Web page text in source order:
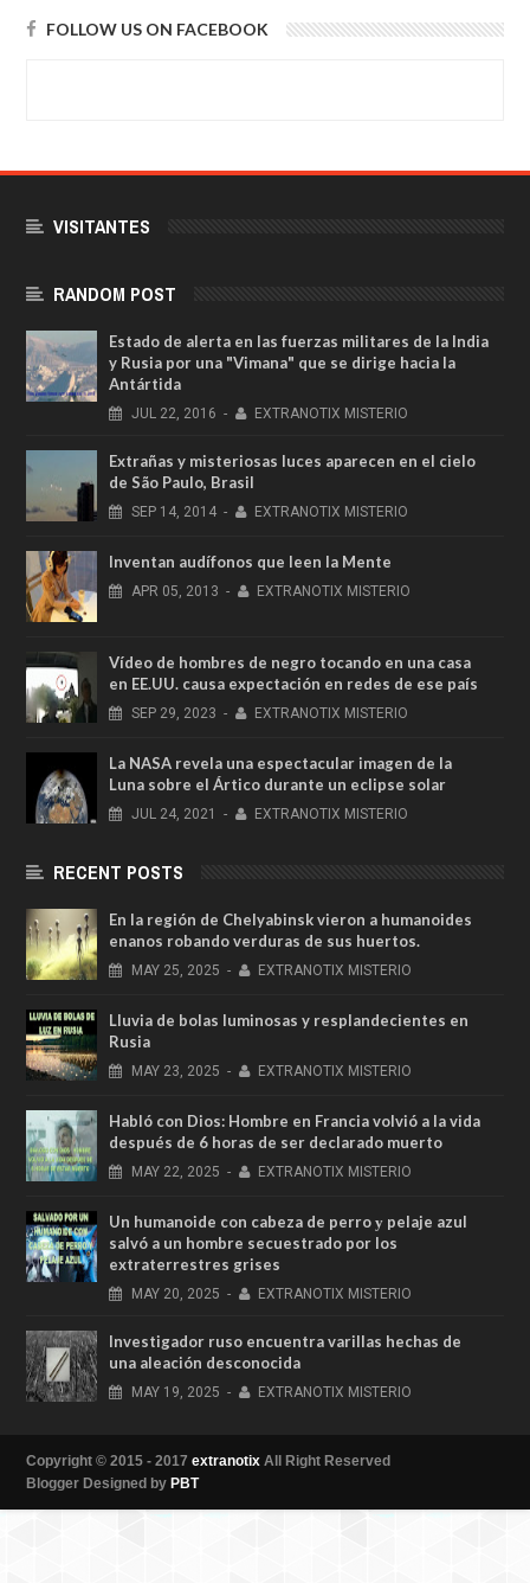
FOLLOW US ON FACEBOOK
VISITANTES
RANDOM POST
Estado de alerta en las fuerzas militares de la India
y Rusia por una "Vimana" que se dirige hacia la
Antártida
JUL 22, 2016 - EXTRANOTIX MISTERIO
Extrañas y misteriosas luces aparecen en el cielo
de São Paulo, Brasil
SEP 14, 2014 - EXTRANOTIX MISTERIO
Inventan audífonos que leen la Mente
APR 05, 2013 - EXTRANOTIX MISTERIO
Vídeo de hombres de negro tocando en una casa
en EE.UU. causa expectación en redes de ese país
SEP 29, 2023 - EXTRANOTIX MISTERIO
La NASA revela una espectacular imagen de la
Luna sobre el Ártico durante un eclipse solar
JUL 24, 2021 - EXTRANOTIX MISTERIO
RECENT POSTS
En la región de Chelyabinsk vieron a humanoides
enanos robando verduras de sus huertos.
MAY 25, 2025 - EXTRANOTIX MISTERIO
Lluvia de bolas luminosas y resplandecientes en
Rusia
MAY 23, 2025 - EXTRANOTIX MISTERIO
Habló con Dios: Hombre en Francia volvió a la vida
después de 6 horas de ser declarado muerto
MAY 22, 2025 - EXTRANOTIX MISTERIO
Un humanoide con cabeza de perro у pelaje azul
salvó a un hombre secuestrado por los
extraterrestres grises
MAY 20, 2025 - EXTRANOTIX MISTERIO
Investigador ruso encuentra varillas hechas de
una aleación desconocida
MAY 19, 2025 - EXTRANOTIX MISTERIO
Copyright © 2015 - 2017 extranotix All Right Reserved
Blogger Designed by PBT